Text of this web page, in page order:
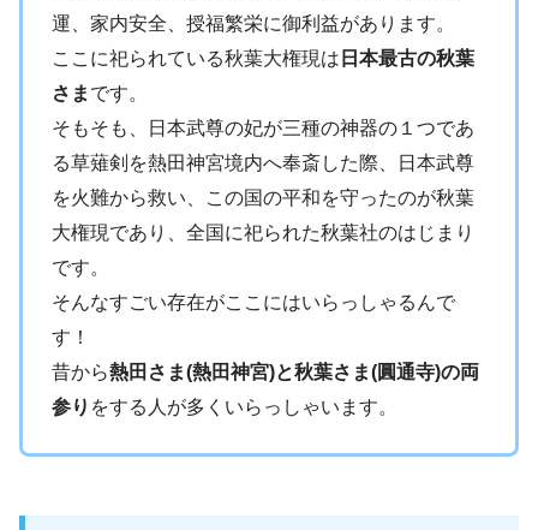
運、家内安全、授福繁栄に御利益があります。
ここに祀られている秋葉大権現は 日本最古の秋葉
さま です。
そもそも、日本武尊の妃が三種の神器の１つであ
る草薙剣を熱田神宮境内へ奉斎した際、日本武尊
を火難から救い、この国の平和を守ったのが秋葉
大権現であり、全国に祀られた秋葉社のはじまり
です。
そんなすごい存在がここにはいらっしゃるんで
す！
昔から熱田さま(熱田神宮)と秋葉さま(圓通寺)の両
参り をする人が多くいらっしゃいます。